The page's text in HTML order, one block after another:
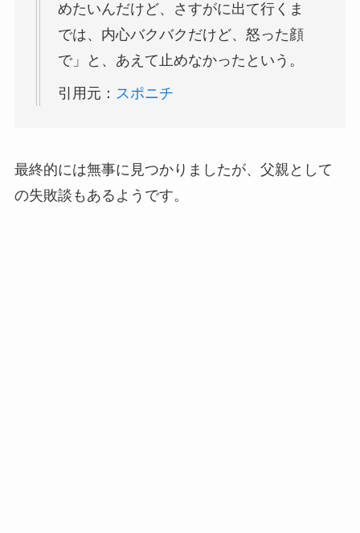
めたいんだけど、さすがに出て行くま
では、内心バクバクだけど、怒った顔
で」と、あえて止めなかったという。
引用元： スポニチ
最終的には無事に見つかりましたが、父親として
の失敗談もあるようです。